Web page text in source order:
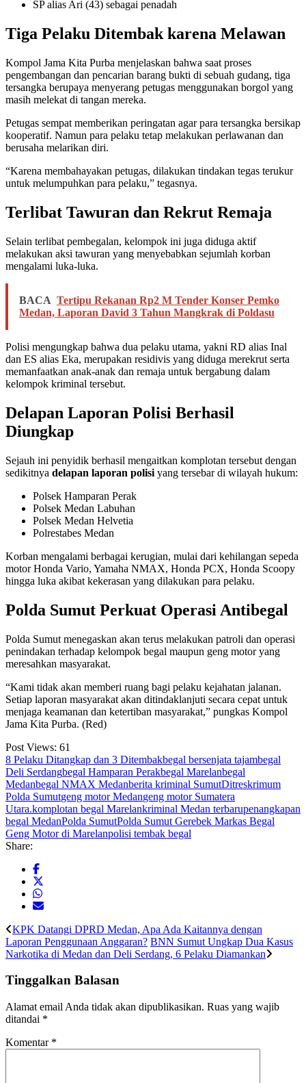
SP alias Ari (43) sebagai penadah
Tiga Pelaku Ditembak karena Melawan
Kompol Jama Kita Purba menjelaskan bahwa saat proses
pengembangan dan pencarian barang bukti di sebuah gudang, tiga
tersangka berupaya menyerang petugas menggunakan borgol yang
masih melekat di tangan mereka.
Petugas sempat memberikan peringatan agar para tersangka bersikap
kooperatif. Namun para pelaku tetap melakukan perlawanan dan
berusaha melarikan diri.
“Karena membahayakan petugas, dilakukan tindakan tegas terukur
untuk melumpuhkan para pelaku,” tegasnya.
Terlibat Tawuran dan Rekrut Remaja
Selain terlibat pembegalan, kelompok ini juga diduga aktif
melakukan aksi tawuran yang menyebabkan sejumlah korban
mengalami luka-luka.
BACA Tertipu Rekanan Rp2 M Tender Konser Pemko
Medan, Laporan David 3 Tahun Mangkrak di Poldasu
Polisi mengungkap bahwa dua pelaku utama, yakni RD alias Inal
dan ES alias Eka, merupakan residivis yang diduga merekrut serta
memanfaatkan anak-anak dan remaja untuk bergabung dalam
kelompok kriminal tersebut.
Delapan Laporan Polisi Berhasil
Diungkap
Sejauh ini penyidik berhasil mengaitkan komplotan tersebut dengan
sedikitnya delapan laporan polisi yang tersebar di wilayah hukum:
Polsek Hamparan Perak
Polsek Medan Labuhan
Polsek Medan Helvetia
Polrestabes Medan
Korban mengalami berbagai kerugian, mulai dari kehilangan sepeda
motor Honda Vario, Yamaha NMAX, Honda PCX, Honda Scoopy
hingga luka akibat kekerasan yang dilakukan para pelaku.
Polda Sumut Perkuat Operasi Antibegal
Polda Sumut menegaskan akan terus melakukan patroli dan operasi
penindakan terhadap kelompok begal maupun geng motor yang
meresahkan masyarakat.
“Kami tidak akan memberi ruang bagi pelaku kejahatan jalanan.
Setiap laporan masyarakat akan ditindaklanjuti secara cepat untuk
menjaga keamanan dan ketertiban masyarakat,” pungkas Kompol
Jama Kita Purba. (Red)
Post Views: 61
8 Pelaku Ditangkap dan 3 Ditembakbegal bersenjata tajambegal
Deli Serdangbegal Hamparan Perakbegal Marelanbegal
Medanbegal NMAX Medanberita kriminal SumutDitreskrimum
Polda Sumutgeng motor Medangeng motor Sumatera
Utara.komplotan begal Marelankriminal Medan terbarupenangkapan
begal MedanPolda SumutPolda Sumut Gerebek Markas Begal
Geng Motor di Marelanpolisi tembak begal
Share:
KPK Datangi DPRD Medan, Apa Ada Kaitannya dengan
Laporan Penggunaan Anggaran? BNN Sumut Ungkap Dua Kasus
Narkotika di Medan dan Deli Serdang, 6 Pelaku Diamankan
Tinggalkan Balasan
Alamat email Anda tidak akan dipublikasikan. Ruas yang wajib
ditandai *
Komentar *